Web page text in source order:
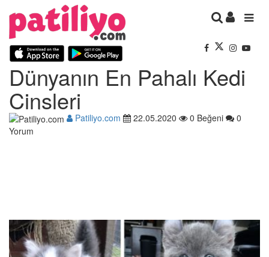
Dünyanın En Pahalı Kedi
Cinsleri
Patiliyo.com 22.05.2020 0 Beğeni
0
Yorum